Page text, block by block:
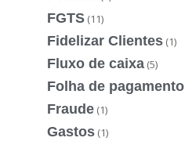
FGTS (11)
Fidelizar Clientes (1)
Fluxo de caixa (5)
Folha de pagamento
Fraude (1)
Gastos (1)